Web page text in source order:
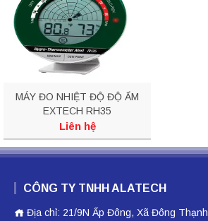
MÁY ĐO NHIỆT ĐỘ ĐỘ ẨM
EXTECH RH35
Liên hệ
CÔNG TY TNHH ALATECH
Địa chỉ: 21/9N Ấp Đông, Xã Đông